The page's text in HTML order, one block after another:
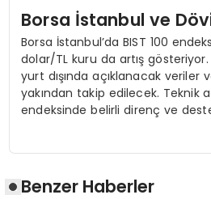
Borsa İstanbul ve
Borsa İstanbul’da BIST 100
dolar/TL kuru da artış
yurt dışında açıklanacak veriler
yakından takip edilecek. Teknik
endeksinde belirli direnç ve
Benzer Haberler